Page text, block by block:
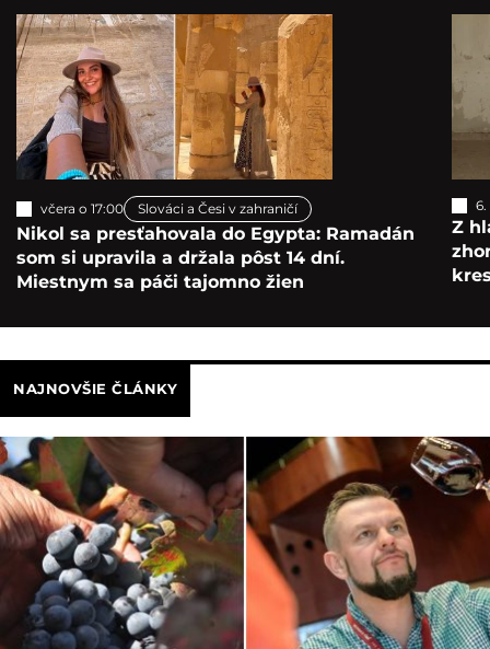
včera o 17:00 Slováci a Česi v zahraničí
Nikol sa presťahovala do Egypta: Ramadán
som si upravila a držala pôst 14 dní.
Miestnym sa páči tajomno žien
Z
NAJNOVŠIE ČLÁNKY